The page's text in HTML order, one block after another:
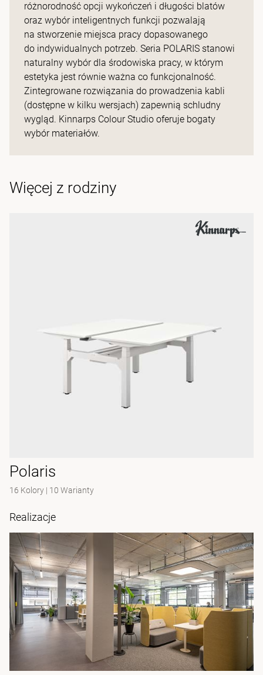
różnorodność opcji wykończeń i długości blatów
oraz wybór inteligentnych funkcji pozwalają
na stworzenie miejsca pracy dopasowanego
do indywidualnych potrzeb. Seria POLARIS stanowi
naturalny wybór dla środowiska pracy, w którym
estetyka jest równie ważna co funkcjonalność.
Zintegrowane rozwiązania do prowadzenia kabli
(dostępne w kilku wersjach) zapewnią schludny
wygląd. Kinnarps Colour Studio oferuje bogaty
wybór materiałów.
Więcej z rodziny
Polaris
16 Kolory | 10 Warianty
Realizacje